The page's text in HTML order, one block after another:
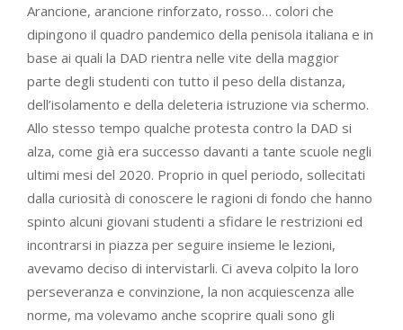
Arancione, arancione rinforzato, rosso… colori che
dipingono il quadro pandemico della penisola italiana e in
base ai quali la DAD rientra nelle vite della maggior
parte degli studenti con tutto il peso della distanza,
dell’isolamento e della deleteria istruzione via schermo.
Allo stesso tempo qualche protesta contro la DAD si
alza, come già era successo davanti a tante scuole negli
ultimi mesi del 2020. Proprio in quel periodo, sollecitati
dalla curiosità di conoscere le ragioni di fondo che hanno
spinto alcuni giovani studenti a sfidare le restrizioni ed
incontrarsi in piazza per seguire insieme le lezioni,
avevamo deciso di intervistarli. Ci aveva colpito la loro
perseveranza e convinzione, la non acquiescenza alle
norme, ma volevamo anche scoprire quali sono gli